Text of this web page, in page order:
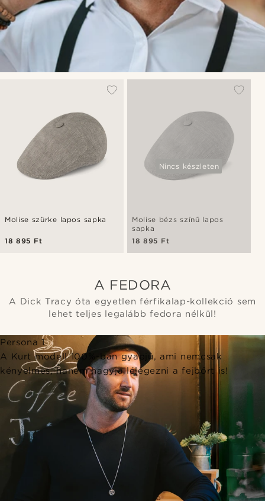
Molise szürke lapos sapka
18 895 Ft
Nincs készleten
Molise bézs színű lapos
sapka
18 895 Ft
A FEDORA
A Dick Tracy óta egyetlen férfikalap-kollekció sem
lehet teljes legalább fedora nélkül!
Persona 1
A Kurt modell 100%-ban gyapjú, ami nemcsak
kényelmes, hanem hagyja lélegezni a fejbőrt is!